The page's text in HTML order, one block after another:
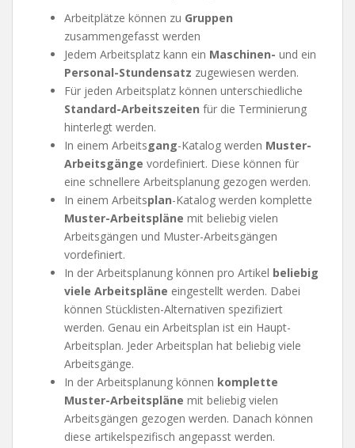
Arbeitplätze können zu Gruppen
zusammengefasst werden
Jedem Arbeitsplatz kann ein Maschinen- und ein
Personal-Stundensatz zugewiesen werden.
Für jeden Arbeitsplatz können unterschiedliche
Standard-Arbeitszeiten für die Terminierung
hinterlegt werden.
In einem Arbeitsgang-Katalog werden Muster-
Arbeitsgänge vordefiniert. Diese können für
eine schnellere Arbeitsplanung gezogen werden.
In einem Arbeitsplan-Katalog werden komplette
Muster-Arbeitspläne mit beliebig vielen
Arbeitsgängen und Muster-Arbeitsgängen
vordefiniert.
In der Arbeitsplanung können pro Artikel beliebig
viele Arbeitspläne eingestellt werden. Dabei
können Stücklisten-Alternativen spezifiziert
werden. Genau ein Arbeitsplan ist ein Haupt-
Arbeitsplan. Jeder Arbeitsplan hat beliebig viele
Arbeitsgänge.
In der Arbeitsplanung können komplette
Muster-Arbeitspläne mit beliebig vielen
Arbeitsgängen gezogen werden. Danach können
diese artikelspezifisch angepasst werden.